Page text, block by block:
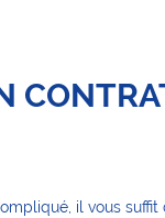
il vous suffit